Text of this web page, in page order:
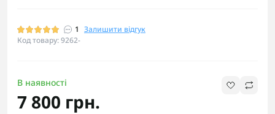
1 Залишити відгук
Код товару: 9262-
В наявності
7 800 грн.